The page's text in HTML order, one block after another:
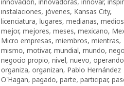
instalaciones, jóvenes, Kansas City,
licenciatura, lugares, medianas, medios
mejor, mejores, meses, mexicano,
Micro empresas, miembros, mientras,
mismo, motivar, mundial, mundo,
negocio propio, nivel, nuevo, operando
organiza, organizan, Pablo Hernández
O'Hagan, pagado, parte, participar,